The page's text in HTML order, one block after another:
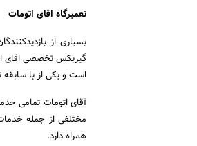
تعمیرگاه اقای اتومات
بسیاری از
است و یکی از با سابقه
آقای اتومات تمامی
مختلفی از جمله
همراه دارد.